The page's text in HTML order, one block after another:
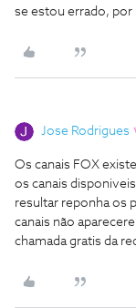
se estou errado, por
Jose Rodrigues
Os canais FOX
os canais
resultar reponha os
canais não
chamada gratis da